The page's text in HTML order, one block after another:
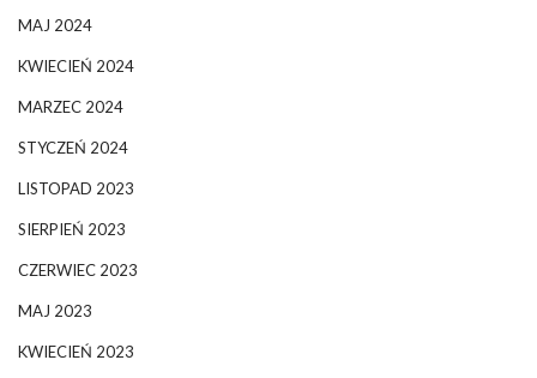
MAJ 2024
KWIECIEŃ 2024
MARZEC 2024
STYCZEŃ 2024
LISTOPAD 2023
SIERPIEŃ 2023
CZERWIEC 2023
MAJ 2023
KWIECIEŃ 2023